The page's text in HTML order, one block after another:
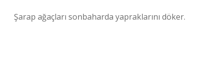
Şarap ağaçları sonbaharda yapraklarını döker.